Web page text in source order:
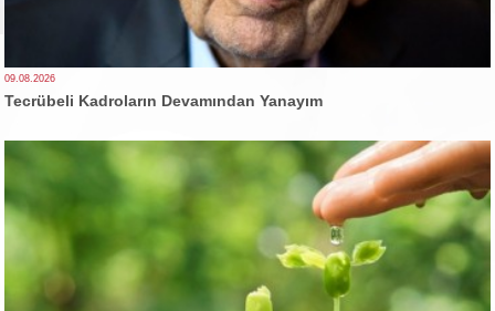
09.08.2026
Tecrübeli Kadroların Devamından Yanayım